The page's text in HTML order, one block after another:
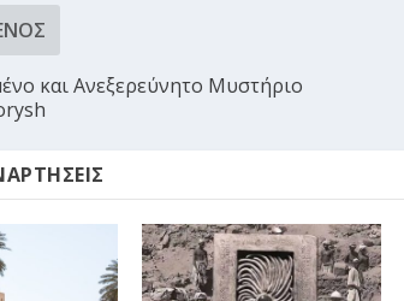
και Ανεξερεύνητο Μυστήριο